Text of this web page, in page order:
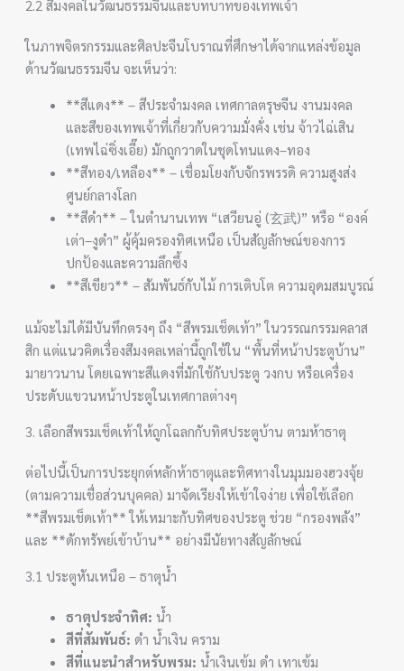
2.2 สีมงคลในวัฒนธรรมจีนและบทบาทของเทพเจ้า
ในภาพจิตรกรรมและศิลปะจีนโบราณที่ศึกษาได้จากแหล่งข้อมูล
ด้านวัฒนธรรมจีน จะเห็นว่า:
**สีแดง** – สีประจำมงคล เทศกาลตรุษจีน งานมงคล
และสีของเทพเจ้าที่เกี่ยวกับความมั่งคั่ง เช่น จ้าวไฉ่เสิน
(เทพไฉ่ซิ่งเอี๊ย) มักถูกวาดในชุดโทนแดง–ทอง
**สีทอง/เหลือง** – เชื่อมโยงกับจักรพรรดิ ความสูงส่ง
ศูนย์กลางโลก
**สีดำ** – ในตำนานเทพ “เสวียนอู่ (玄武)” หรือ “องค์
เต่า–งูดำ” ผู้คุ้มครองทิศเหนือ เป็นสัญลักษณ์ของการ
ปกป้องและความลึกซึ้ง
**สีเขียว** – สัมพันธ์กับไม้ การเติบโต ความอุดมสมบูรณ์
แม้จะไม่ได้มีบันทึกตรงๆ ถึง “สีพรมเช็ดเท้า” ในวรรณกรรมคลาส
สิก แต่แนวคิดเรื่องสีมงคลเหล่านี้ถูกใช้ใน “พื้นที่หน้าประตูบ้าน”
มายาวนาน โดยเฉพาะสีแดงที่มักใช้กับประตู วงกบ หรือเครื่อง
ประดับแขวนหน้าประตูในเทศกาลต่างๆ
3. เลือกสีพรมเช็ดเท้าให้ถูกโฉลกกับทิศประตูบ้าน ตามห้าธาตุ
ต่อไปนี้เป็นการประยุกต์หลักห้าธาตุและทิศทางในมุมมองฮวงจุ้ย
(ตามความเชื่อส่วนบุคคล) มาจัดเรียงให้เข้าใจง่าย เพื่อใช้เลือก
**สีพรมเช็ดเท้า** ให้เหมาะกับทิศของประตู ช่วย “กรองพลัง”
และ **ดักทรัพย์เข้าบ้าน** อย่างมีนัยทางสัญลักษณ์
3.1 ประตูหันเหนือ – ธาตุน้ำ
ธาตุประจำทิศ: น้ำ
สีที่สัมพันธ์: ดำ น้ำเงิน คราม
สีที่แนะนำสำหรับพรม: น้ำเงินเข้ม ดำ เทาเข้ม